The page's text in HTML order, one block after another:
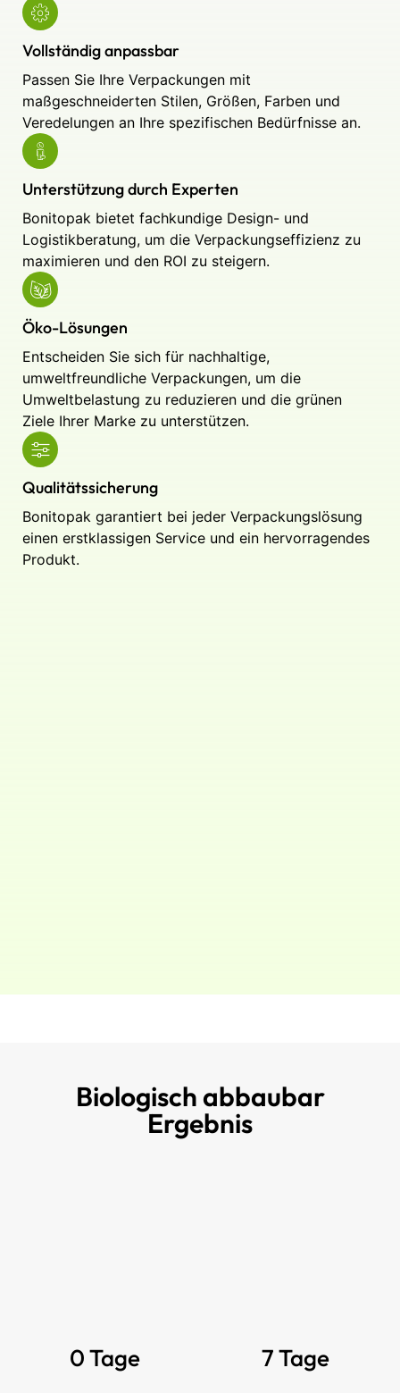
Vollständig anpassbar
Passen Sie Ihre Verpackungen mit
maßgeschneiderten Stilen, Größen, Farben und
Veredelungen an Ihre spezifischen Bedürfnisse an.
Unterstützung durch Experten
Bonitopak bietet fachkundige Design- und
Logistikberatung, um die Verpackungseffizienz zu
maximieren und den ROI zu steigern.
Öko-Lösungen
Entscheiden Sie sich für nachhaltige,
umweltfreundliche Verpackungen, um die
Umweltbelastung zu reduzieren und die grünen
Ziele Ihrer Marke zu unterstützen.
Qualitätssicherung
Bonitopak garantiert bei jeder Verpackungslösung
einen erstklassigen Service und ein hervorragendes
Produkt.
Biologisch abbaubar
Ergebnis
0 Tage 7 Tage